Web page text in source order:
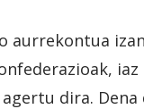
aurrekontua
dira. Dena